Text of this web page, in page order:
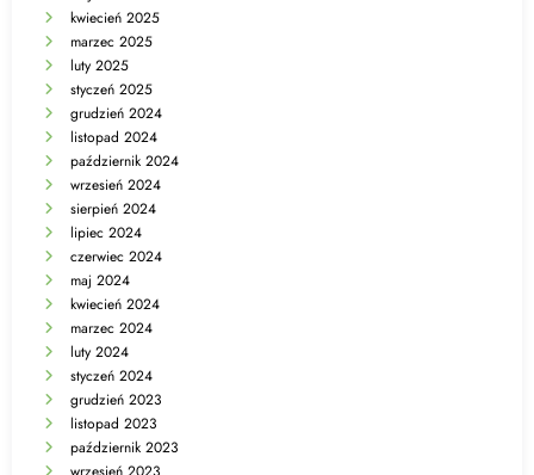
kwiecień 2025
marzec 2025
luty 2025
styczeń 2025
grudzień 2024
listopad 2024
październik 2024
wrzesień 2024
sierpień 2024
lipiec 2024
czerwiec 2024
maj 2024
kwiecień 2024
marzec 2024
luty 2024
styczeń 2024
grudzień 2023
listopad 2023
październik 2023